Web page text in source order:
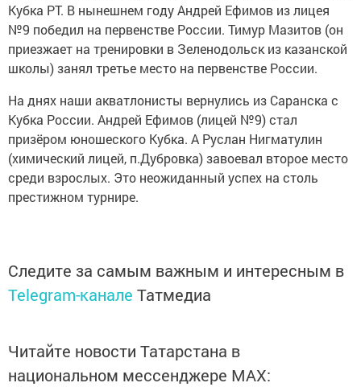
Кубка РТ. В нынешнем году Андрей Ефимов из лицея
№9 победил на первенстве России. Тимур Мазитов (он
приезжает на тренировки в Зеленодольск из казанской
школы) занял третье место на первенстве России.
На днях наши акватлонисты вернулись из Саранска с
Кубка России. Андрей Ефимов (лицей №9) стал
призёром юношеского Кубка. А Руслан Нигматулин
(химический лицей, п.Дубровка) завоевал второе место
среди взрослых. Это неожиданный успех на столь
престижном турнире.
Следите за самым важным и интересным в
Telegram-канале Татмедиа
Читайте новости Татарстана в
национальном мессенджере MАХ: